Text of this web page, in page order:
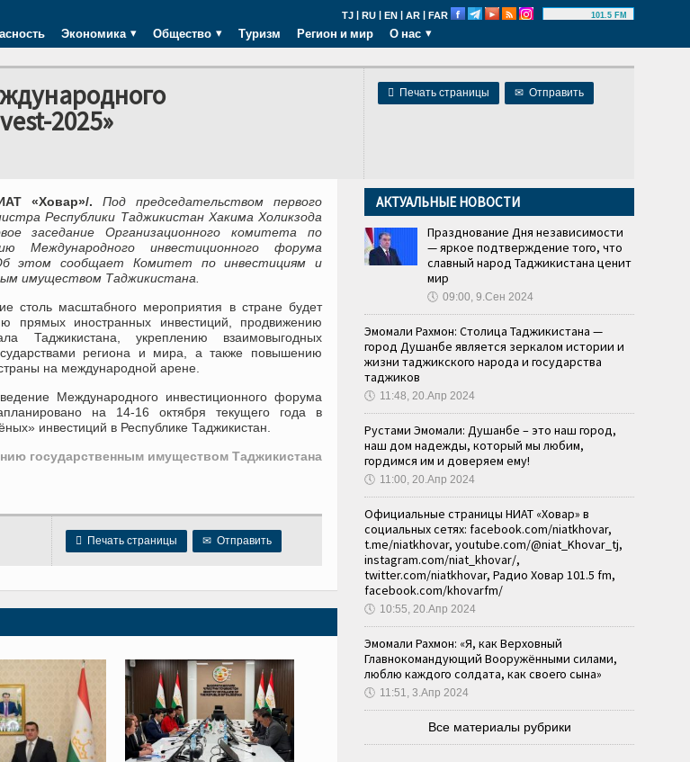
TJ | RU | EN | AR | FAR 101.5 FM
Экономика Общество Туризм Регион и мир О нас
 Печать страницы ✉ Отправить
2025»
«Ховар»/.
Под председательством первого
Республики Таджикистан Хакима Холикзода
заседание Организационного комитета по
Международного инвестиционного форума
этом сообщает Комитет по инвестициям и
имуществом Таджикистана.
столь масштабного мероприятия в стране будет
прямых иностранных инвестиций, продвижению
Таджикистана, укреплению взаимовыгодных
региона и мира, а также повышению
на международной арене.
Международного инвестиционного форума
на 14-16 октября текущего года в
инвестиций в Республике Таджикистан.
государственным имуществом Таджикистана
 Печать страницы ✉ Отправить
АКТУАЛЬНЫЕ НОВОСТИ
Празднование Дня независимости
— яркое подтверждение того, что
славный народ Таджикистана ценит
мир
🕔 09:00, 9.Сен 2024
Эмомали Рахмон: Столица Таджикистана —
город Душанбе является зеркалом истории и
жизни таджикского народа и государства
таджиков
🕔 11:48, 20.Апр 2024
Рустами Эмомали: Душанбе – это наш город,
наш дом надежды, который мы любим,
гордимся им и доверяем ему!
🕔 11:00, 20.Апр 2024
Официальные страницы НИАТ «Ховар» в
социальных сетях: facebook.com/niatkhovar,
t.me/niatkhovar, youtube.com/@niat_Khovar_tj,
instagram.com/niat_khovar/,
twitter.com/niatkhovar, Радио Ховар 101.5 fm,
facebook.com/khovarfm/
🕔 10:55, 20.Апр 2024
Эмомали Рахмон: «Я, как Верховный
Главнокомандующий Вооружёнными силами,
люблю каждого солдата, как своего сына»
🕔 11:51, 3.Апр 2024
Все материалы рубрики